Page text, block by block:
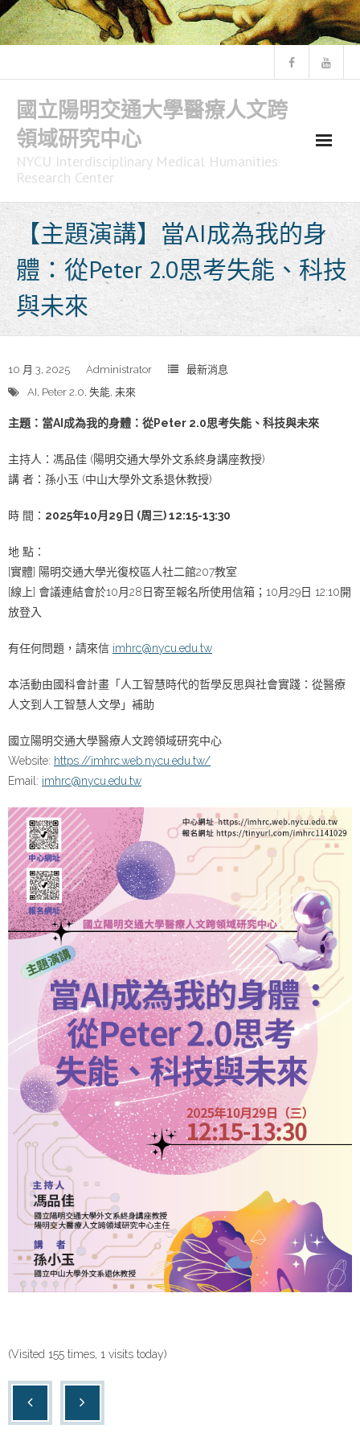
Skip
to
content
國立陽明交通大學醫療人文跨
領域研究中心
NYCU Interdisciplinary Medical Humanities
Research Center
【主題演講】當AI成為我的身
體：從Peter 2.0思考失能、科技
與未來
10 月 3, 2025 Administrator
最新消息
AI, Peter 2.0, 失能, 未來
主題：當AI成為我的身體：從Peter 2.0思考失能、科技與未來
主持人：馮品佳 (陽明交通大學外文系終身講座教授)
講 者：孫小玉 (中山大學外文系退休教授)
時 間： 2025年10月29日 (周三) 12:15-13:30
地 點：
[實體] 陽明交通大學光復校區人社二館207教室
[線上] 會議連結會於10月28日寄至報名所使用信箱；10月29日 12:10開
放登入
有任何問題，請來信 imhrc@nycu.edu.tw
本活動由國科會計畫「人工智慧時代的哲學反思與社會實踐：從醫療
人文到人工智慧人文學」補助
國立陽明交通大學醫療人文跨領域研究中心
Website: https://imhrc.web.nycu.edu.tw/
Email: imhrc@nycu.edu.tw
(Visited 155 times, 1 visits today)